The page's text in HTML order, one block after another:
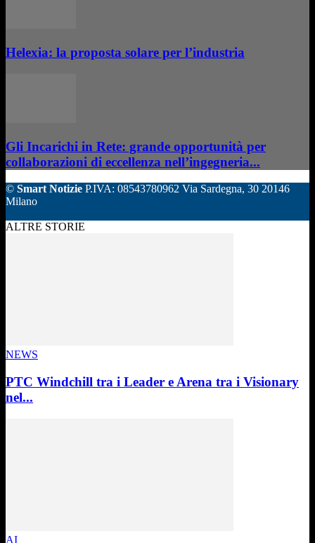
Helexia: la proposta solare per l’industria
Gli Incarichi in Rete: grande opportunità per
collaborazioni di eccellenza nell’ingegneria...
© Smart Notizie P.IVA: 08543780962 Via Sardegna, 30 20146
Milano
ALTRE STORIE
NEWS
PTC Windchill tra i Leader e Arena tra i Visionary
nel...
AI